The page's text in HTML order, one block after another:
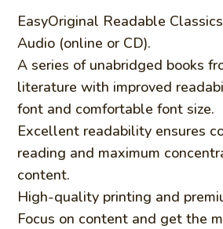
EasyOriginal Readable
Audio (online or CD).
A series of unabridged books
literature with improved
font and comfortable font size.
Excellent readability ensures
reading and maximum
content.
High-quality printing and
Focus on content and get the